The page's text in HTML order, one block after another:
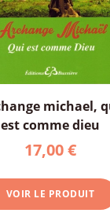
est comme dieu
17,00 €
VOIR LE PRODUIT